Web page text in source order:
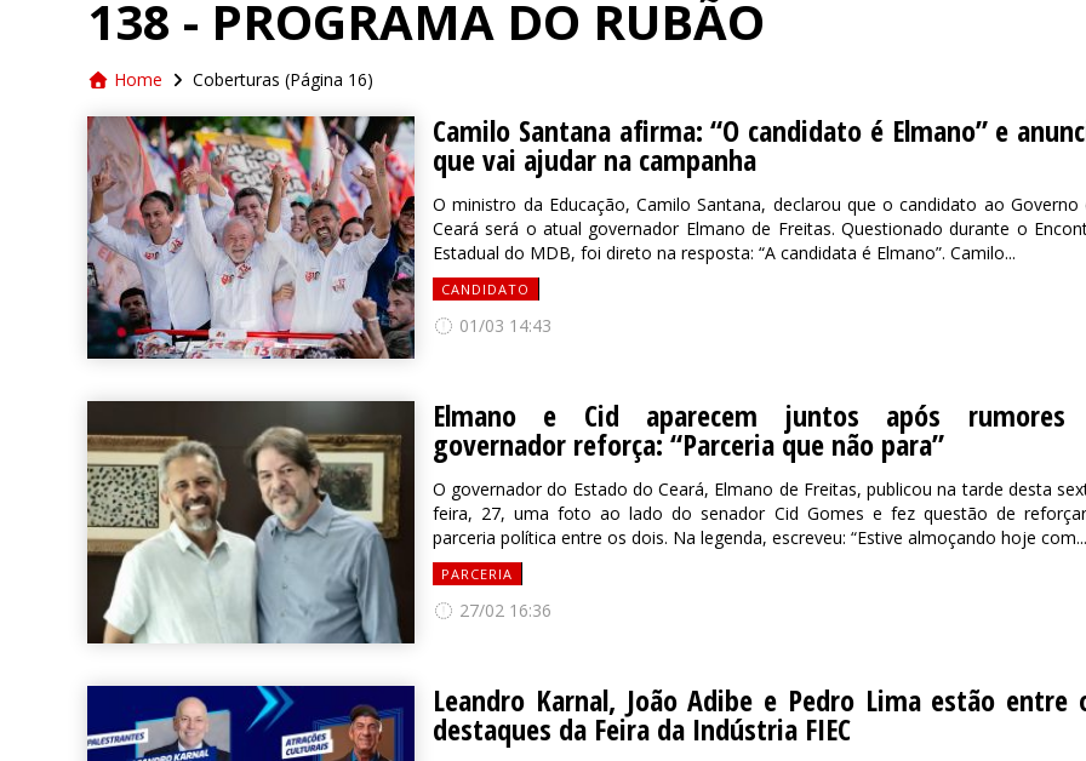
138 - PROGRAMA DO RUBÃO
Home Coberturas (Página 16)
Camilo Santana afirma: “O candidato é Elmano” e
que vai ajudar na campanha
O ministro da Educação, Camilo Santana, declarou que o candidato ao Governo
Ceará será o atual governador Elmano de Freitas. Questionado durante o
Estadual do MDB, foi direto na resposta: “A candidata é Elmano”. Camilo...
CANDIDATO
01/03 14:43
Elmano e Cid aparecem juntos após
governador reforça: “Parceria que não para”
O governador do Estado do Ceará, Elmano de Freitas, publicou na tarde desta
feira, 27, uma foto ao lado do senador Cid Gomes e fez questão de
parceria política entre os dois. Na legenda, escreveu: “Estive almoçando hoje com...
PARCERIA
27/02 16:36
Leandro Karnal, João Adibe e Pedro Lima estão entre
destaques da Feira da Indústria FIEC